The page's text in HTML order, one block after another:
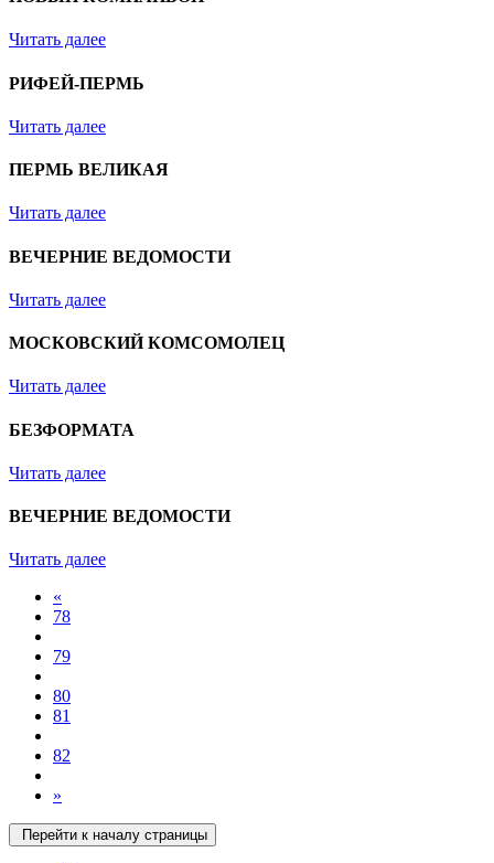
Читать далее
РИФЕЙ-ПЕРМЬ
Читать далее
ПЕРМЬ ВЕЛИКАЯ
Читать далее
ВЕЧЕРНИЕ ВЕДОМОСТИ
Читать далее
МОСКОВСКИЙ КОМСОМОЛЕЦ
Читать далее
БЕЗФОРМАТА
Читать далее
ВЕЧЕРНИЕ ВЕДОМОСТИ
Читать далее
«
78
79
80
81
82
»
Перейти к началу страницы